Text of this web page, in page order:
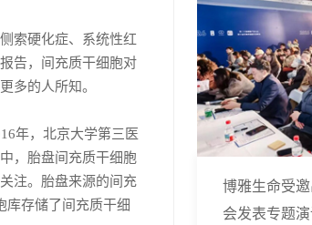
索硬化症、系统性红
告，间充质干细胞对
多的人所知。
年，北京大学第三医
，胎盘间充质干细胞
注。胎盘来源的间充
库存储了间充质干细
博雅生命受
会发表专题